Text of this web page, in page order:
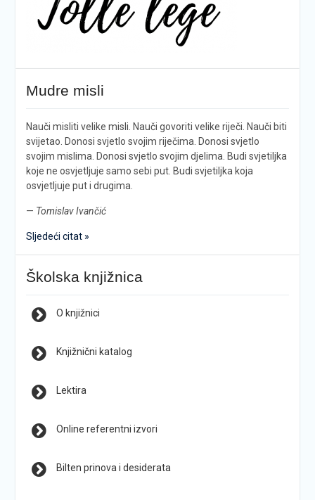
Mudre misli
Nauči misliti velike misli. Nauči govoriti velike riječi. Nauči biti
svijetao. Donosi svjetlo svojim riječima. Donosi svjetlo
svojim mislima. Donosi svjetlo svojim djelima. Budi svjetiljka
koje ne osvjetljuje samo sebi put. Budi svjetiljka koja
osvjetljuje put i drugima.
— Tomislav Ivančić
Sljedeći citat »
Školska knjižnica
O knjižnici
Knjižnični katalog
Lektira
Online referentni izvori
Bilten prinova i desiderata